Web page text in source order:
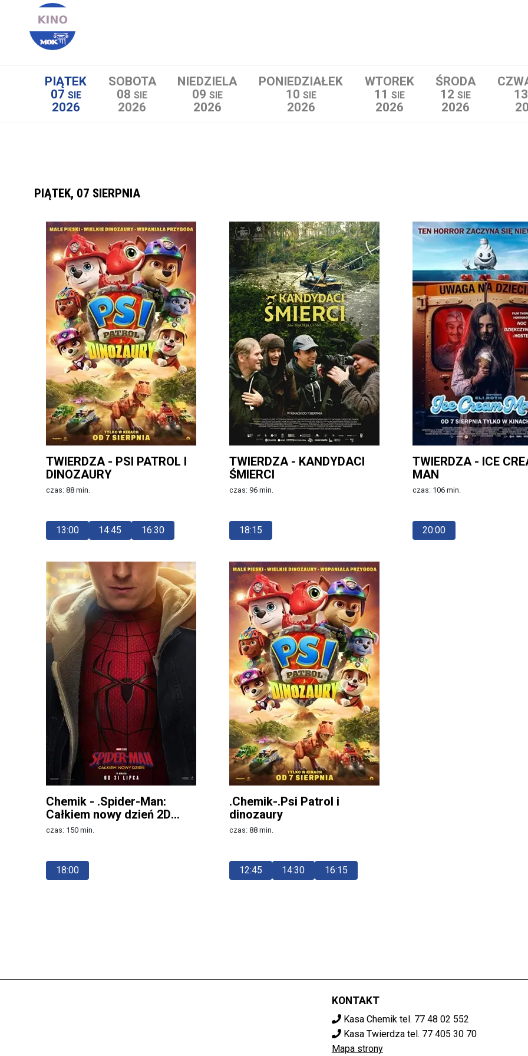
PIĄTEK
07 SIE
2026
SOBOTA
08 SIE
2026
NIEDZIELA
09 SIE
2026
PONIEDZIAŁEK
10 SIE
2026
WTOREK
11 SIE
2026
ŚRODA
12 SIE
2026
13
PIĄTEK, 07 SIERPNIA
TWIERDZA - PSI PATROL I
DINOZAURY
czas: 88 min.
13:00
14:45 16:30
TWIERDZA - KANDYDACI
ŚMIERCI
czas: 96 min.
18:15
TWIERDZA - ICE
MAN
czas: 106 min.
20:00
Chemik - .Spider-Man:
Całkiem nowy dzień 2D
dubbing
czas: 150 min.
18:00
.Chemik-.Psi Patrol i
dinozaury
czas: 88 min.
12:45
14:30 16:15
KONTAKT
Kasa Chemik tel. 77 48 02 552
Kasa Twierdza tel. 77 405 30 70
Mapa strony